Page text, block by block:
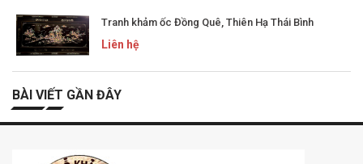
Tranh khảm ốc Đồng Quê, Thiên Hạ Thái Bình
Liên hệ
BÀI VIẾT GẦN ĐÂY